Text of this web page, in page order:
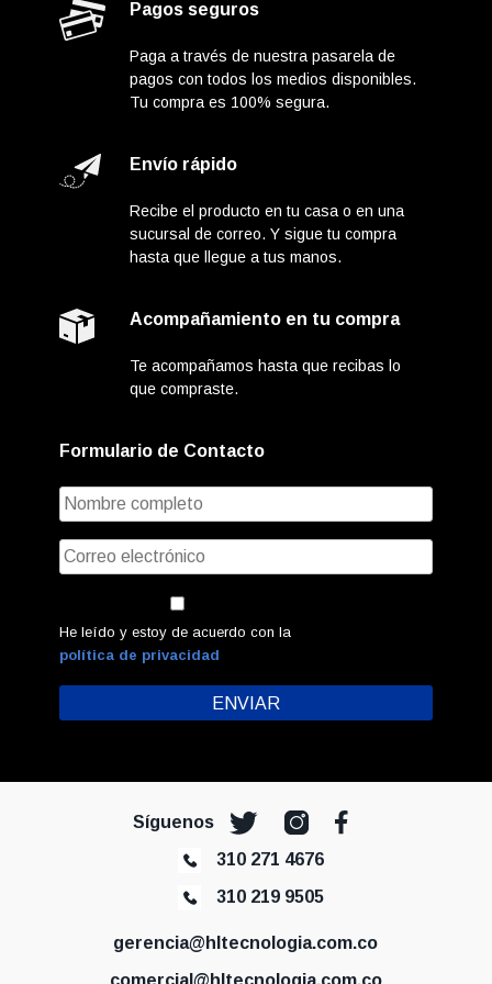
Pagos seguros
Paga a través de nuestra pasarela de
pagos con todos los medios disponibles.
Tu compra es 100% segura.
Envío rápido
Recibe el producto en tu casa o en una
sucursal de correo. Y sigue tu compra
hasta que llegue a tus manos.
Acompañamiento en tu compra
Te acompañamos hasta que recibas lo
que compraste.
Formulario de Contacto
He leído y estoy de acuerdo con la
política de privacidad
Síguenos
310 271 4676
310 219 9505
gerencia@hltecnologia.com.co
comercial@hltecnologia.com.co